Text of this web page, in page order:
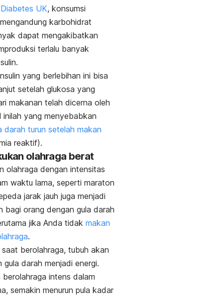
UK, konsumsi
karbohidrat
dapat mengakibatkan
terlalu banyak
yang berlebihan ini bisa
setelah glukosa yang
makanan telah dicerna oleh
inilah yang menyebabkan
darah turun setelah makan
reaktif).
olahraga berat
olahraga dengan intensitas
waktu lama, seperti maraton
jarak jauh juga menjadi
bagi orang dengan gula darah
jika Anda tidak makan
.
berolahraga, tubuh akan
gula darah menjadi energi.
intens dalam
semakin menurun pula kadar